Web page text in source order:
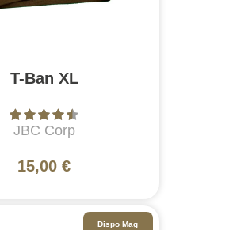
T-Ban XL
JBC Corp
15,00 €
Dispo Mag